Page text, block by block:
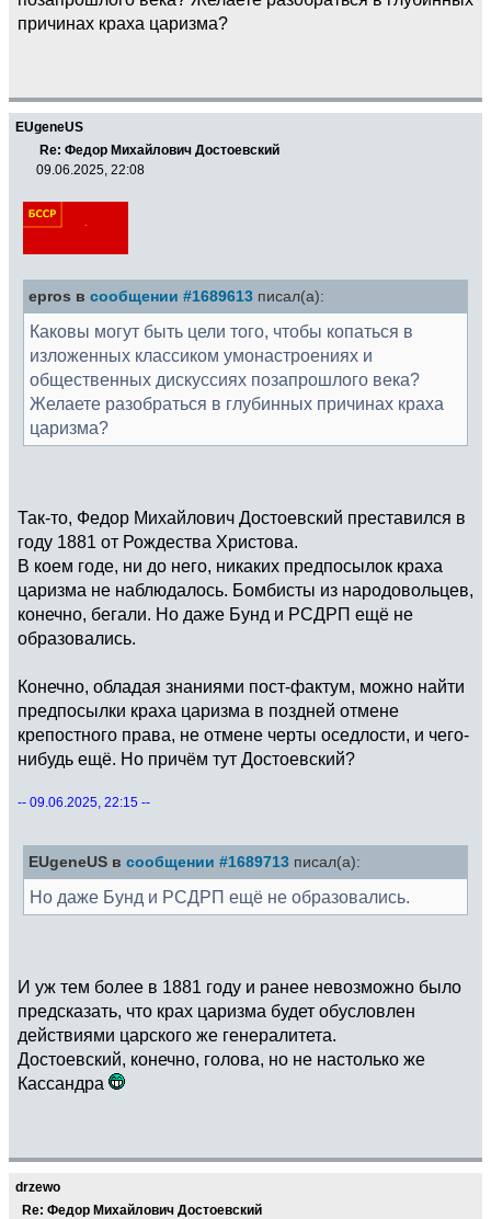
причинах краха царизма?
EUgeneUS
Re: Федор Михайлович Достоевский
09.06.2025, 22:08
epros в сообщении #1689613 писал(а):
Каковы могут быть цели того, чтобы копаться в
изложенных классиком умонастроениях и
общественных дискуссиях позапрошлого века?
Желаете разобраться в глубинных причинах краха
царизма?
Так-то, Федор Михайлович Достоевский преставился в
году 1881 от Рождества Христова.
В коем годе, ни до него, никаких предпосылок краха
царизма не наблюдалось. Бомбисты из народовольцев,
конечно, бегали. Но даже Бунд и РСДРП ещё не
образовались.
Конечно, обладая знаниями пост-фактум, можно найти
предпосылки краха царизма в поздней отмене
крепостного права, не отмене черты оседлости, и чего-
нибудь ещё. Но причём тут Достоевский?
-- 09.06.2025, 22:15 --
EUgeneUS в сообщении #1689713 писал(а):
Но даже Бунд и РСДРП ещё не образовались.
И уж тем более в 1881 году и ранее невозможно было
предсказать, что крах царизма будет обусловлен
действиями царского же генералитета.
Достоевский, конечно, голова, но не настолько же
Кассандра
drzewo
Re: Федор Михайлович Достоевский